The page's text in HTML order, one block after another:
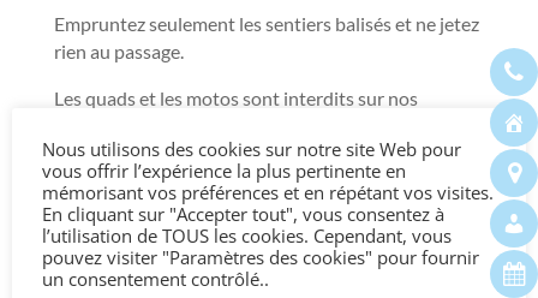
Empruntez seulement les sentiers balisés et ne jetez
rien au passage.
Les quads et les motos sont interdits sur nos
notre faune et notre flore.
Faciliter les secours
Ne vous garez pas devant un chemin d’accès au
Nous utilisons des cookies sur notre site Web pour
vous offrir l’expérience la plus pertinente en
mémorisant vos préférences et en répétant vos visites.
En cliquant sur "Accepter tout", vous consentez à
l’utilisation de TOUS les cookies. Cependant, vous
pouvez visiter "Paramètres des cookies" pour fournir
un consentement contrôlé..